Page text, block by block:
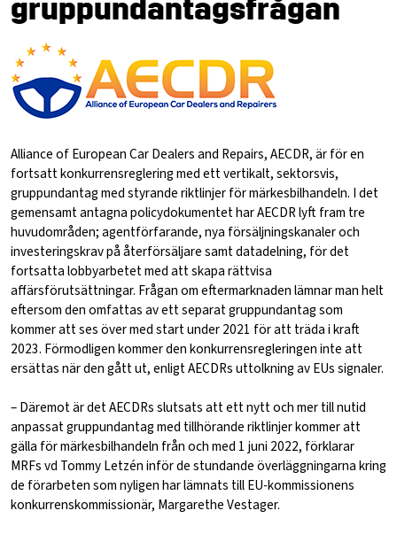
gruppundantagsfrågan
Alliance of European Car Dealers and Repairs, AECDR, är för en
fortsatt konkurrensreglering med ett vertikalt, sektorsvis,
gruppundantag med styrande riktlinjer för märkesbilhandeln. I det
gemensamt antagna policydokumentet har AECDR lyft fram tre
huvudområden; agentförfarande, nya försäljningskanaler och
investeringskrav på återförsäljare samt datadelning, för det
fortsatta lobbyarbetet med att skapa rättvisa
affärsförutsättningar. Frågan om eftermarknaden lämnar man helt
eftersom den omfattas av ett separat gruppundantag som
kommer att ses över med start under 2021 för att träda i kraft
2023. Förmodligen kommer den konkurrensregleringen inte att
ersättas när den gått ut, enligt AECDRs uttolkning av EUs signaler.
– Däremot är det AECDRs slutsats att ett nytt och mer till nutid
anpassat gruppundantag med tillhörande riktlinjer kommer att
gälla för märkesbilhandeln från och med 1 juni 2022, förklarar
MRFs vd Tommy Letzén inför de stundande överläggningarna kring
de förarbeten som nyligen har lämnats till EU-kommissionens
konkurrenskommissionär, Margarethe Vestager.